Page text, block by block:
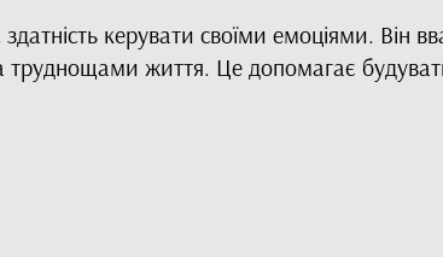
керувати своїми емоціями. Він
життя. Це допомагає